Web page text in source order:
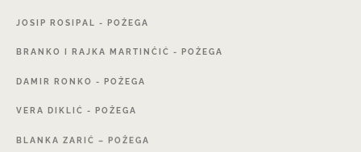
JOSIP ROSIPAL - POŽEGA
BRANKO RAJKA MARTINČIĆ - POŽEGA
DAMIR RONKO - POŽEGA
VERA DIKLIĆ - POŽEGA
BLANKA ZARIĆ – POŽEGA